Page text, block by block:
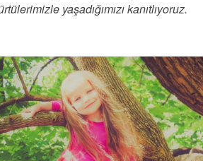
yaşadığımızı kanıtlıyoruz.